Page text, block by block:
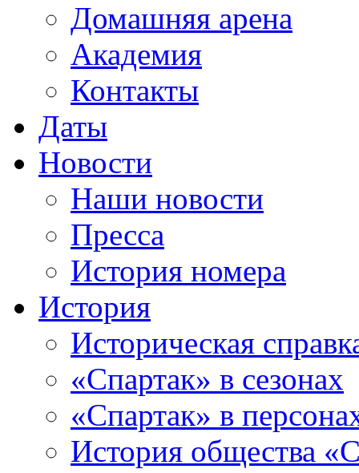
Домашняя арена
Академия
Контакты
Даты
Новости
Наши новости
Пресса
История номера
История
Историческая
«Спартак» в сезонах
«Спартак» в
История общества